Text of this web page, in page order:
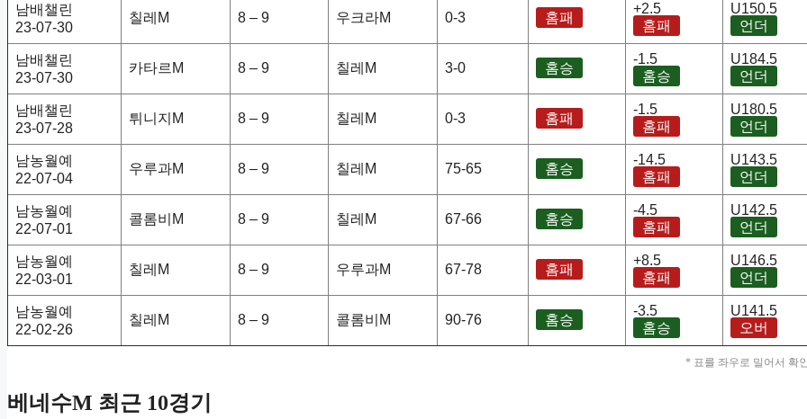
남배챌린
23-07-30
칠레M 8 – 9 우크라M 0-3 홈패
+2.5
홈패
U150.5
언더
남배챌린
23-07-30
카타르M 8 – 9 칠레M 3-0 홈승
-1.5
홈승
U184.5
언더
남배챌린
23-07-28
튀니지M 8 – 9 칠레M 0-3 홈패
-1.5
홈패
U180.5
언더
남농월예
22-07-04
우루과M 8 – 9 칠레M 75-65 홈승
-14.5
홈패
U143.5
언더
남농월예
22-07-01
콜롬비M 8 – 9 칠레M 67-66 홈승
-4.5
홈패
U142.5
언더
남농월예
22-03-01
칠레M 8 – 9 우루과M 67-78 홈패
+8.5
홈패
U146.5
언더
남농월예
22-02-26
칠레M 8 – 9 콜롬비M 90-76 홈승
-3.5
홈승
U141.5
오버
* 표를 좌우로 밀어서 확
베네수M 최근 10경기